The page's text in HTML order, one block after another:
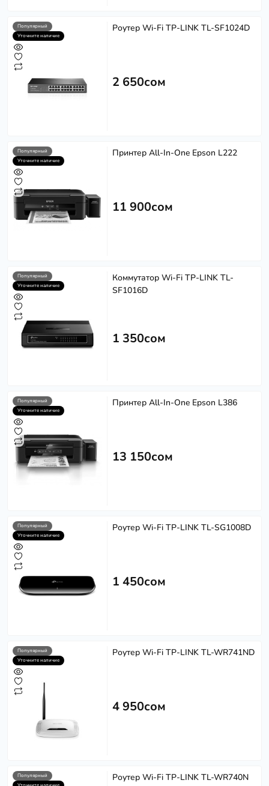
Популярный
Уточните наличие
Роутер Wi-Fi TP-LINK TL-SF1024D
2 650сом
Популярный
Уточните наличие
Принтер All-In-One Epson L222
11 900сом
Популярный
Уточните наличие
Коммутатор Wi-Fi TP-LINK TL-
SF1016D
1 350сом
Популярный
Уточните наличие
Принтер All-In-One Epson L386
13 150сом
Популярный
Уточните наличие
Роутер Wi-Fi TP-LINK TL-SG1008D
1 450сом
Популярный
Уточните наличие
Роутер Wi-Fi TP-LINK TL-WR741ND
4 950сом
Популярный
Роутер Wi-Fi TP-LINK TL-WR740N